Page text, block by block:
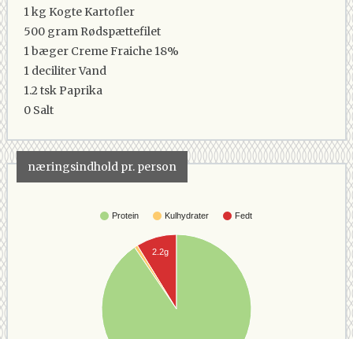
1 kg Kogte Kartofler
500 gram Rødspættefilet
1 bæger Creme Fraiche 18%
1 deciliterVand
1.2 tskPaprika
0 Salt
næringsindhold pr. person
Protein Kulhydrater Fedt
2.2g